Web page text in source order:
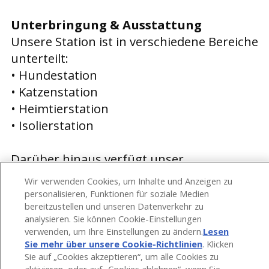
Unterbringung & Ausstattung
Unsere Station ist in verschiedene Bereiche
unterteilt:
• Hundestation
• Katzenstation
• Heimtierstation
• Isolierstation
Darüber hinaus verfügt unser
Kleintierzentrum über eine
intensivmedizinische Versorgungseinheit
mit Sauerstoffboxen und modernen
Überwachungsgeräten.
Die Unterbringung erfolgt in individuell
angepassten, gut gepolsterten Boxen, die
Wir verwenden Cookies, um Inhalte und Anzeigen zu
personalisieren, Funktionen für soziale Medien
bereitzustellen und unseren Datenverkehr zu
analysieren. Sie können Cookie-Einstellungen
verwenden, um Ihre Einstellungen zu ändern.Lesen
Sie mehr über unsere Cookie-Richtlinien(opens in a
new tab)
. Klicken
Sie auf „Cookies akzeptieren“, um alle Cookies zu